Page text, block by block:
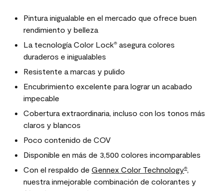
Pintura inigualable en el mercado que ofrece buen
rendimiento y belleza
La tecnología Color Lock® asegura colores
duraderos e inigualables
Resistente a marcas y pulido
Encubrimiento excelente para lograr un acabado
impecable
Cobertura extraordinaria, incluso con los tonos más
claros y blancos
Poco contenido de COV
Disponible en más de 3,500 colores incomparables
Con el respaldo de Gennex Color Technology®,
nuestra inmejorable combinación de colorantes y